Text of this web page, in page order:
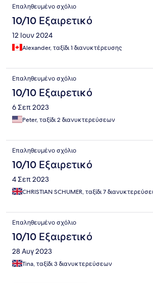
Επαληθευμένο σχόλιο
10/10 Εξαιρετικό
12 Ιουν 2024
Alexander, ταξίδι 1 διανυκτέρευσης
Επαληθευμένο σχόλιο
10/10 Εξαιρετικό
6 Σεπ 2023
Peter, ταξίδι 2 διανυκτερεύσεων
Επαληθευμένο σχόλιο
10/10 Εξαιρετικό
4 Σεπ 2023
CHRISTIAN SCHUMER, ταξίδι 7
Επαληθευμένο σχόλιο
10/10 Εξαιρετικό
28 Αυγ 2023
Tina, ταξίδι 3 διανυκτερεύσεων